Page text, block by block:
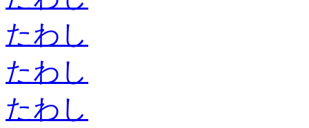
たわし
たわし
たわし